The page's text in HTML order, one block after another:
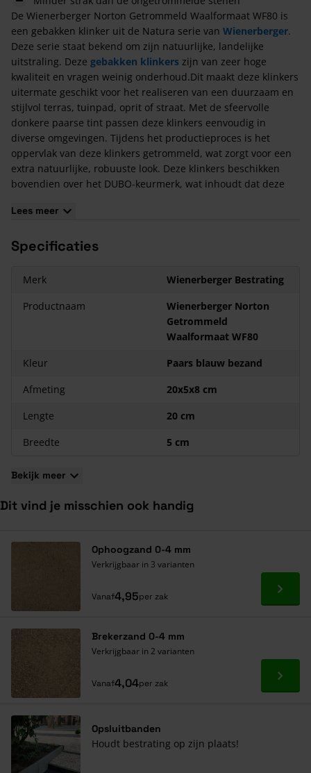
De Wienerberger Norton Getrommeld Waalformaat WF80 is
een gebakken klinker uit de Natura serie van Wienerberger.
Deze serie staat bekend om zijn natuurlijke, landelijke
uitstraling. Deze gebakken klinkers zijn van zeer hoge
kwaliteit en vragen weinig onderhoud.Dit maakt deze klinkers
uitermate geschikt voor het realiseren van een duurzaam en
stijlvol terras, tuinpad, oprit of straat. Met de sfeervolle
donkere paarse tint passen deze klinkers eenvoudig in
diverse omgevingen. Tijdens het productieproces is het
oppervlak van deze klinkers getrommeld, wat zorgt voor een
extra natuurlijke, robuuste look. Deze klinkers beschikken
bovendien over het DUBO-keurmerk, wat inhoudt dat deze
Waalformaat WF80
een gebakken klinker, ook wel bekend als straatbaksteen.
Deze bakstenen worden gemaakt van gebakken materiaal en
worden meestal toegepast in straatwerken. In een m² gaan
ongeveer 98 Waalformaat klinkers.
Bestrating leggen kan in verschillende verbanden. Meest
Elleboogverband en Blokverband.
Lees meer
Specificaties
Merk
Wienerberger Bestrating
Productnaam
Wienerberger Norton
Getrommeld
Waalformaat WF80
Kleur
Paars blauw bezand
Afmeting
20x5x8 cm
Lengte
20 cm
Breedte
5 cm
Bekijk meer
Dit vind je misschien ook handig
Ophoogzand 0-4 mm
Verkrijgbaar in 3 varianten
Vanaf4,95per zak Ga
Brekerzand 0-4 mm
Verkrijgbaar in 2 varianten
Vanaf4,04per zak Ga
Opsluitbanden
Houdt bestrating op zijn plaats!